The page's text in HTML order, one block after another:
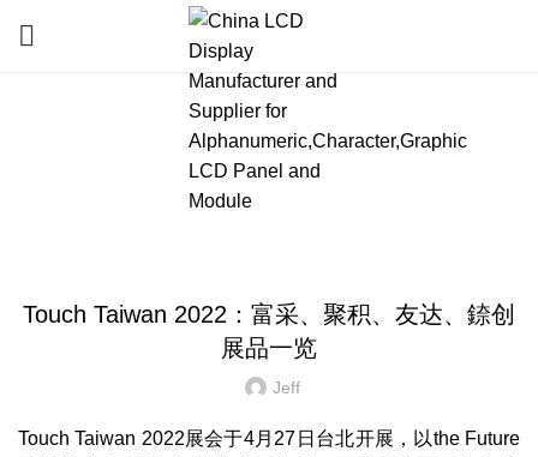
Blog
TOUCH TAIWAN 2022：富采、聚积、友达、錼创展品一览
Touch Taiwan 2022：富采、聚积、友达、錼创
展品一览
Jeff
Touch Taiwan 2022展会于4月27日台北开展，以the Future